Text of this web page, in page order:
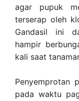
agar pupuk
terserap oleh
Gandasil ini
hampir
kali saat
Penyemprotan
pada waktu